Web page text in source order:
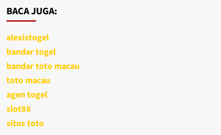
BACA JUGA:
alexistogel
bandar togel
bandar toto macau
toto macau
agen togel
slot88
situs toto